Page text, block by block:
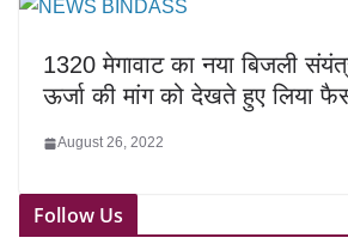
1320 मेगावाट का नया बिजली
ऊर्जा की मांग को देखते हुए लिया
August 26, 2022
Follow Us